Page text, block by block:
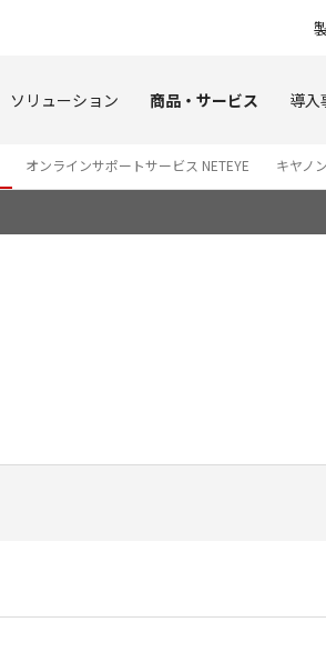
ソリューション 商品・サービス 導入
オンラインサポートサービス NETEYE キヤノ